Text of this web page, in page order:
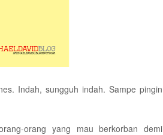
Indah, sungguh indah. Sampe pingin
orang yang mau berkorban demi